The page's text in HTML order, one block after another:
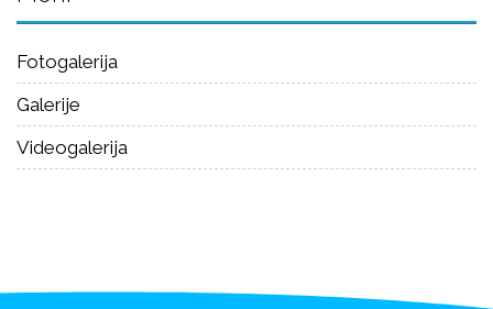
Fotogalerija
Galerije
Videogalerija